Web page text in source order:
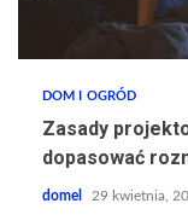
DOM I OGRÓD
Zasady
dopasować
domel 29 kwietnia,